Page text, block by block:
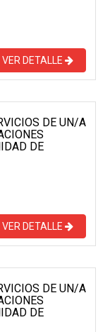
VER DETALLE
DE UN/A
DE
VER DETALLE
DE UN/A
DE